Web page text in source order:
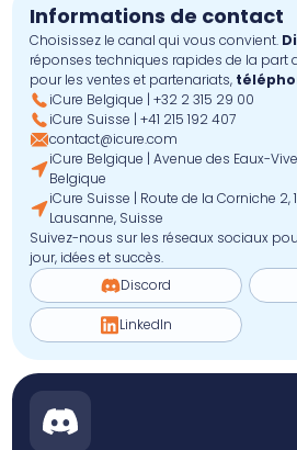
Informations de contact
Choisissez le canal qui vous convient.
réponses techniques rapides de la part
pour les ventes et partenariats,
iCure Belgique | +32 2 315 29 00
iCure Suisse | +41 215 192 407
contact@icure.com
iCure Belgique | Avenue des Eaux-
Belgique
iCure Suisse | Route de la Corniche 2,
Lausanne, Suisse
Suivez-nous sur les réseaux sociaux
jour, idées et succès.
Discord
LinkedIn